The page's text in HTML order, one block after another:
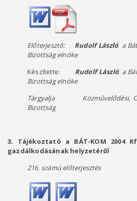
Előterjesztő: Rudolf László a
Bizottság elnöke
Készítette: Rudolf László a
Bizottság elnöke
Tárgyalja Közművelődési,
Bizottság
3. Tájékoztató a BÁT-KOM 2004
gazdálkodásának helyzetéről
216. számú előterjesztés